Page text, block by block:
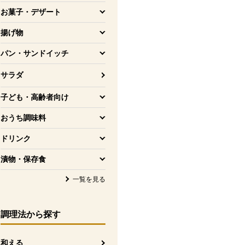
お菓子・デザート
を開く
揚げ物
を開く
パン・サンドイッチ
を開く
サラダ
子ども・高齢者向け
を開く
おうち調味料
を開く
ドリンク
を開く
漬物・保存食
を開く
一覧を見る
調理法から探す
和える